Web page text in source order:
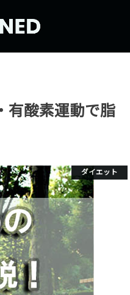
有酸素運動で脂
ダイエット